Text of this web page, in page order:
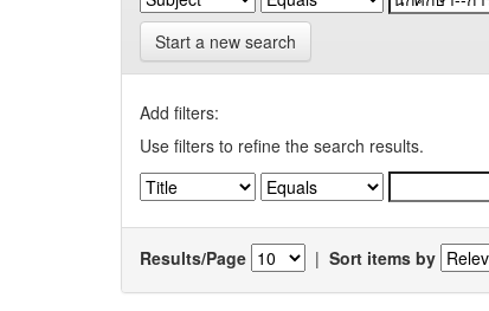
Start a new search
Add filters:
Use filters to refine the search results.
Results/Page | Sort items by